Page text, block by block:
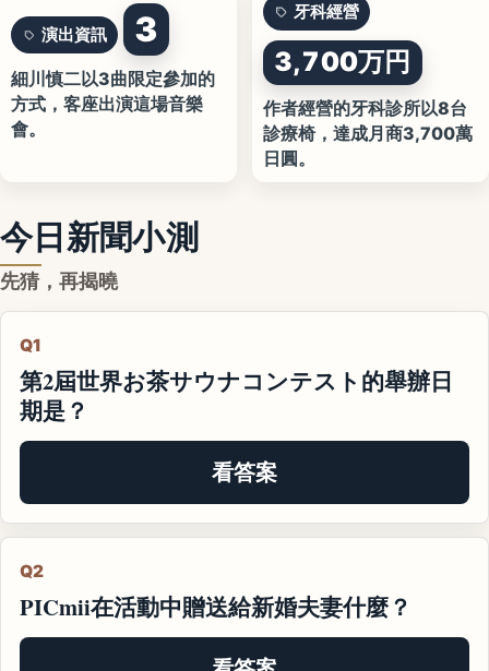
演出資訊 3
細川慎二以3曲限定參加的
方式，客座出演這場音樂
會。
牙科經營
3,700万円
作者經營的牙科診所以8台
診療椅，達成月商3,700萬
日圓。
今日新聞小測
先猜，再揭曉
Q1
第2屆世界お茶サウナコンテスト的舉辦日
期是？
看答案
Q2
PICmii在活動中贈送給新婚夫妻什麼？